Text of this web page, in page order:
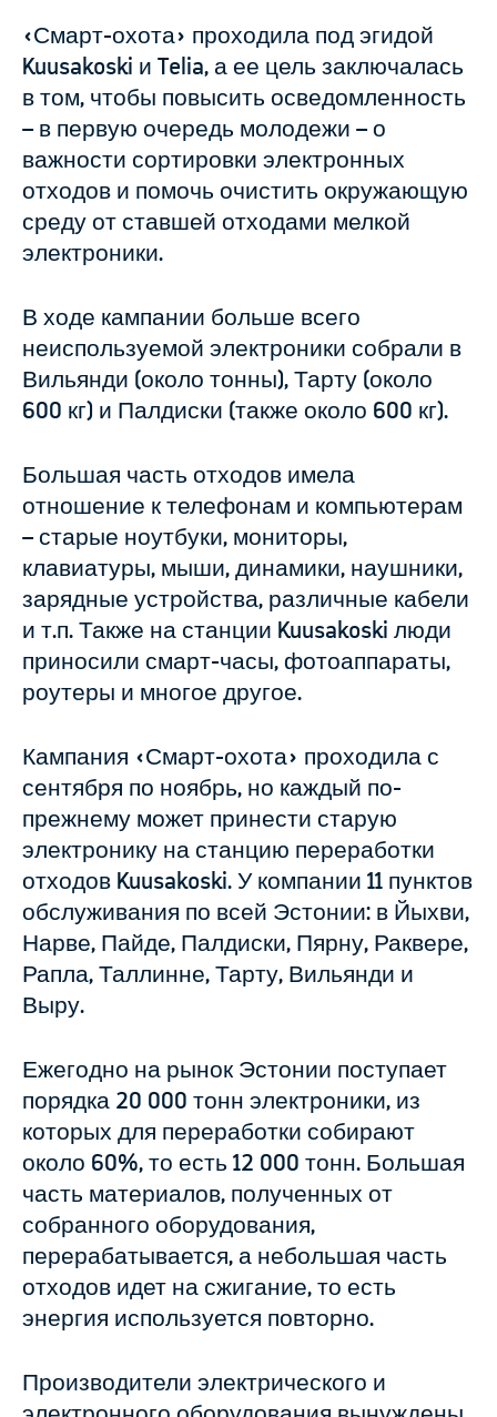
«Смарт-охота» проходила под эгидой
Kuusakoski и Telia, а ее цель заключалась
в том, чтобы повысить осведомленность
– в первую очередь молодежи – о
важности сортировки электронных
отходов и помочь очистить окружающую
среду от ставшей отходами мелкой
электроники.
В ходе кампании больше всего
неиспользуемой электроники собрали в
Вильянди (около тонны), Тарту (около
600 кг) и Палдиски (также около 600 кг).
Большая часть отходов имела
отношение к телефонам и компьютерам
– старые ноутбуки, мониторы,
клавиатуры, мыши, динамики, наушники,
зарядные устройства, различные кабели
и т.п. Также на станции Kuusakoski люди
приносили смарт-часы, фотоаппараты,
роутеры и многое другое.
Кампания «Смарт-охота» проходила с
сентября по ноябрь, но каждый по-
прежнему может принести старую
электронику на станцию переработки
отходов Kuusakoski. У компании 11 пунктов
обслуживания по всей Эстонии: в Йыхви,
Нарве, Пайде, Палдиски, Пярну, Раквере,
Рапла, Таллинне, Тарту, Вильянди и
Выру.
Ежегодно на рынок Эстонии поступает
порядка 20 000 тонн электроники, из
которых для переработки собирают
около 60%, то есть 12 000 тонн. Большая
часть материалов, полученных от
собранного оборудования,
перерабатывается, а небольшая часть
отходов идет на сжигание, то есть
энергия используется повторно.
Производители электрического и